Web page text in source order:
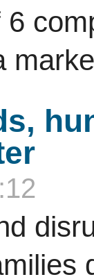
6